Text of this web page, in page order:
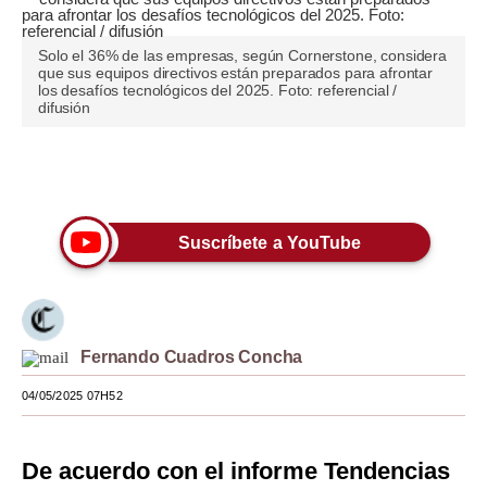
Lujo
Viajes
EEUU
México
España
Club del Suscriptor
Solo el 36% de las empresas, según Cornerstone, considera
que sus equipos directivos están preparados para afrontar
los desafíos tecnológicos del 2025. Foto: referencial /
difusión
Suscríbete a YouTube
Fernando Cuadros Concha
04/05/2025 07H52
De acuerdo con el informe Tendencias